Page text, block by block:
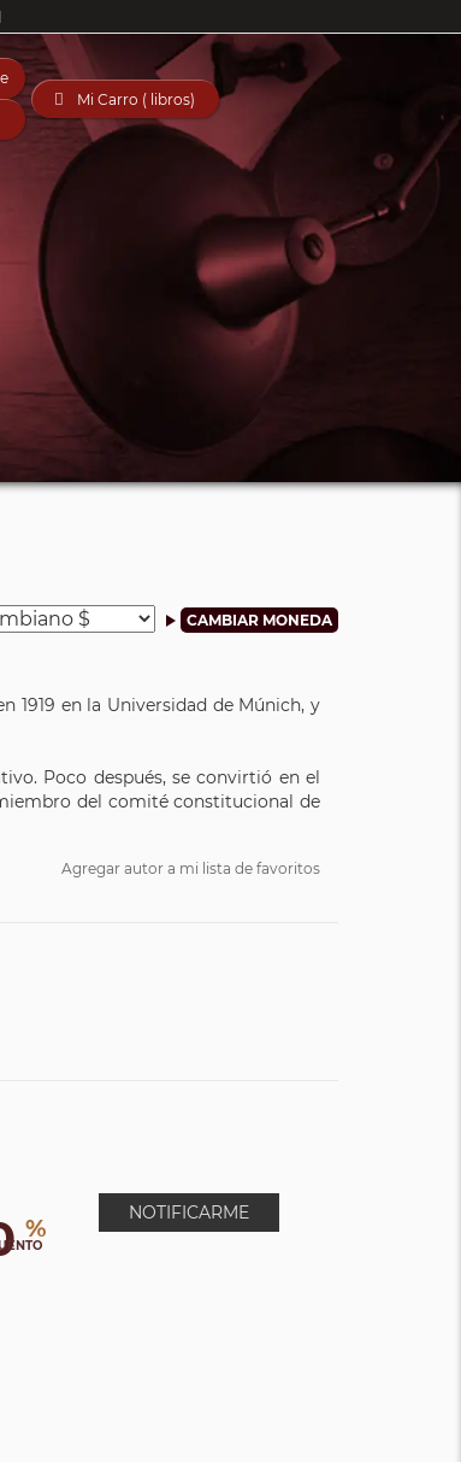
 Mi Carro ( libros)
1919 en la Universidad de Múnich, y
Poco después, se convirtió en el
del comité constitucional de
Agregar autor a mi lista de favoritos
%
NOTIFICARME